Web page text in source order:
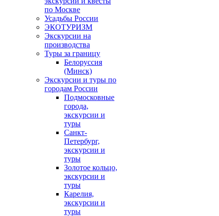
по Москве
Усадьбы России
ЭКОТУРИЗМ
Экскурсии на
производства
Туры за границу
Белоруссия
(Минск)
Экскурсии и туры по
городам России
Подмосковные
города,
экскурсии и
туры
Санкт-
Петербург,
экскурсии и
туры
Золотое кольцо,
экскурсии и
туры
Карелия,
экскурсии и
туры